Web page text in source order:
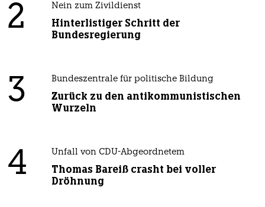
2 Nein zum Zivildienst
Hinterlistiger Schritt der
Bundesregierung
3 Bundeszentrale für politische Bildung
Zurück zu den antikommunistischen
Wurzeln
4 Unfall von CDU-Abgeordnetem
Thomas Bareiß crasht bei voller
Dröhnung